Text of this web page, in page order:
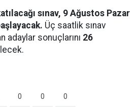
sınav, 9 Ağustos Pazar
Üç saatlik sınav
adaylar sonuçlarını 26
0 0 0